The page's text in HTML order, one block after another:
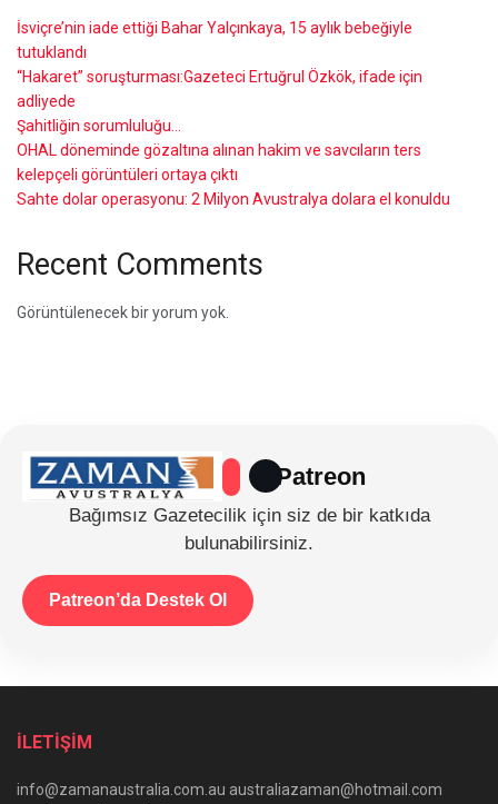
İsviçre’nin iade ettiği Bahar Yalçınkaya, 15 aylık bebeğiyle
tutuklandı
“Hakaret” soruşturması:Gazeteci Ertuğrul Özkök, ifade için
adliyede
Şahitliğin sorumluluğu…
OHAL döneminde gözaltına alınan hakim ve savcıların ters
kelepçeli görüntüleri ortaya çıktı
Sahte dolar operasyonu: 2 Milyon Avustralya dolara el konuldu
Recent Comments
Görüntülenecek bir yorum yok.
Patreon
Bağımsız Gazetecilik için siz de bir katkıda
bulunabilirsiniz.
Patreon’da Destek Ol
İLETİŞİM
info@zamanaustralia.com.au australiazaman@hotmail.com